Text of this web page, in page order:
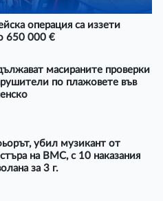
операция са иззети
650 000 €
масираните проверки
по плажовете във
убил музикант от
на ВМС, с 10 наказания
за 3 г.